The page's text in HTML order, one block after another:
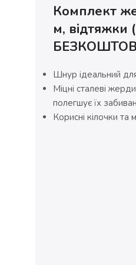
Комплект
м, відтяжки
Шнур ідеальний
Міцні сталеві
полегшує їх
Корисні кілочки та